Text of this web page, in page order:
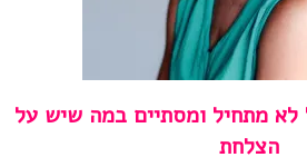
לא מתחיל ומסתיים במה שיש על
הצלחת